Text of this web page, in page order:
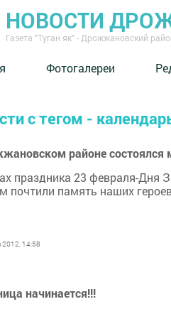
НОВОСТИ
Газета "Туган як" - Дрожжановский
Фотогалереи
с тегом -
районе
праздника 23 февраля-Дня
почтили память наших
14:58
начинается!!!